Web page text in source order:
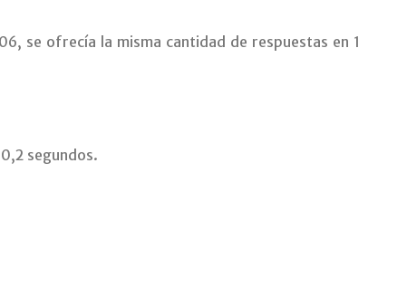
se ofrecía la misma cantidad de respuestas en 1
segundos.